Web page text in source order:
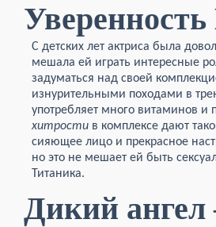
С детских лет актриса была
мешала ей играть интересные
задуматься над своей
изнурительными походами в
употребляет много витаминов и
хитрости в комплексе дают
сияющее лицо и прекрасное
но это не мешает ей быть
Титаника.
Дикий